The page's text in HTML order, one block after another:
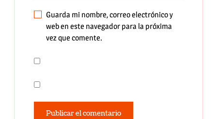
Guarda mi nombre, correo electrónico y
web en este navegador para la próxima
vez que comente.